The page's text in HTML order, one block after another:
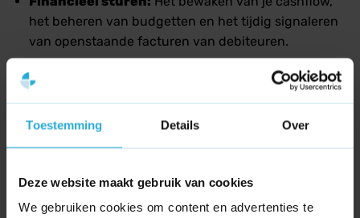
Toestemming Details Over
Deze website maakt gebruik van cookies
We gebruiken cookies om content en advertenties te
het beheren van budgetten en het tijdig signaleren
van openstaande facturen van debiteuren.
Strategische keuzes:
Harde cijfers bieden het
fundament om weloverwogen beslissingen te
nemen over toekomstige investeringen of
kostenbesparingen.